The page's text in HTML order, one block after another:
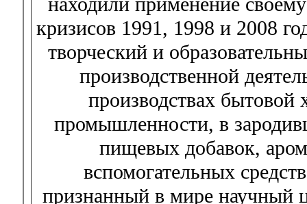
кризисов 1991, 1998 и 2008
творческий и
производственной
производствах
промышленности, в
пищевых добавок,
вспомогательных
признанный в мире научный